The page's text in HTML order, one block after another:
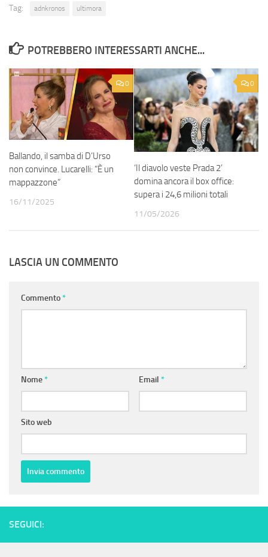
Tag: adnkronos ultimora
POTREBBERO INTERESSARTI ANCHE...
0
Ballando, il samba di D’Urso
non convince. Lucarelli: “È un
mappazzone”
16/11/2025
0
‘Il diavolo veste Prada 2’
domina ancora il box office:
supera i 24,6 milioni totali
11/05/2026
LASCIA UN COMMENTO
Commento*
Nome* Email *
Sito web
SEGUICI: